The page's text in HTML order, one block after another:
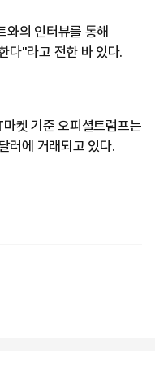
와의 인터뷰를 통해
다"라고 전한 바 있다.
켓 기준 오피셜트럼프는
러에 거래되고 있다.